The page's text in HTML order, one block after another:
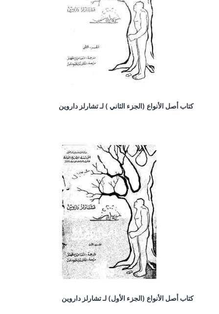
كتاب أصل الأنواع (الجزء الثاني ) لـ تشارلز داروين
كتاب أصل الأنواع (الجزء الأول) لـ تشارلز داروين